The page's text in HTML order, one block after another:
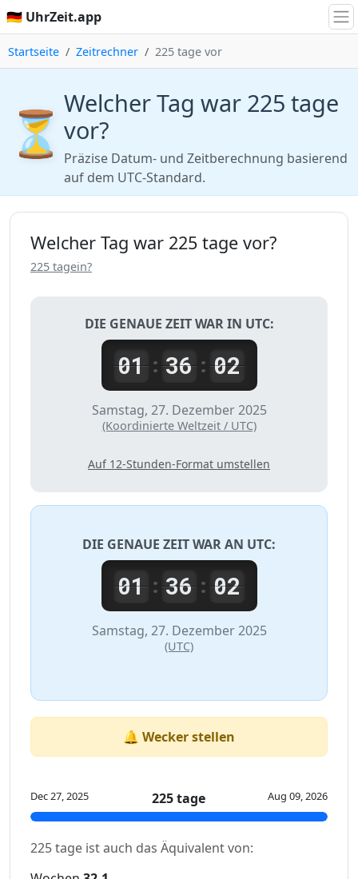
🇩🇪 UhrZeit.app
Startseite Zeitrechner 225 tage vor
⏳ Welcher Tag war 225 tage
vor?
Präzise Datum- und Zeitberechnung basierend
auf dem UTC-Standard.
Welcher Tag war 225 tage vor?
225 tagein?
DIE GENAUE ZEIT WAR IN UTC:
01: 36: 02
Samstag, 27. Dezember 2025
(Koordinierte Weltzeit / UTC)
Auf 12-Stunden-Format umstellen
DIE GENAUE ZEIT WAR AN UTC:
01: 36: 02
Samstag, 27. Dezember 2025
(UTC)
🔔 Wecker stellen
Dec 27, 2025 225 tage Aug 09, 2026
225 tage ist auch das Äquivalent von: